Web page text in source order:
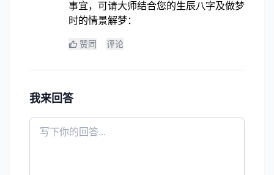
事宜，可请大师结合您的生辰八字及做梦
时的情景解梦：
赞同 评论
我来回答